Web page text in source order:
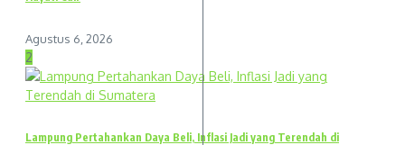
Agustus 6, 2026
2
Lampung Pertahankan Daya Beli, Inflasi Jadi yang Terendah di